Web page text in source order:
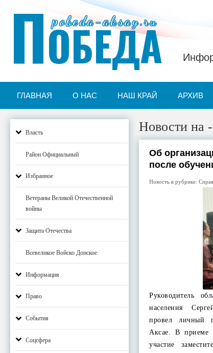
pobeda-aksay.ru
ПОБЕДА
ГЛАВНАЯ О НАС НАШ КРАЙ АРХИВ
Власть
Район Официальный
Избранное
Ветераны Великой Отечественной
войны
Защита Отечества
Всевеликое Войско Донское
Информация
Право
События
Соцсфера
Новости на -
Об
после
Новость в рубрике:
Руководитель
населения
провел личный
Аксае. В приеме
участие